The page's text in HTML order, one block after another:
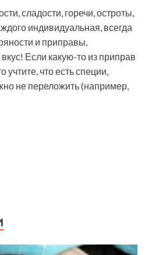
сладости, горечи, остроты,
индивидуальная, всегда
и приправы,
Если какую-то из приправ
учтите, что есть специи,
не переложить (например,